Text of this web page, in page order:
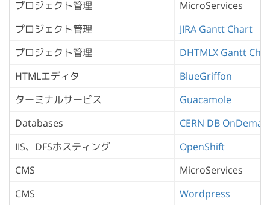
プロジェクト管理 MicroServices
プロジェクト管理 JIRA Gantt Chart
プロジェクト管理 DHTMLX Gantt
HTMLエディタ BlueGriffon
ターミナルサービス Guacamole
Databases CERN DB
IIS、DFSホスティング OpenShift
CMS MicroServices
CMS Wordpress